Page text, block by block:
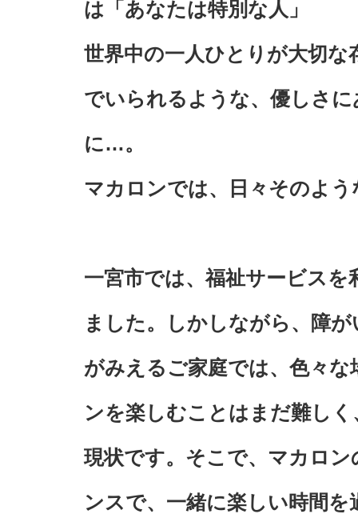
は「あなたは特別な人」
世界中の一人ひとりが大切
でいられるような、優しさ
に…。
マカロンでは、日々そのよ
一宮市では、福祉サービス
ました。しかしながら、障
がみえるご家庭では、色々
ンを楽しむことはまだ難し
現状です。そこで、マカロ
ンスで、一緒に楽しい時間